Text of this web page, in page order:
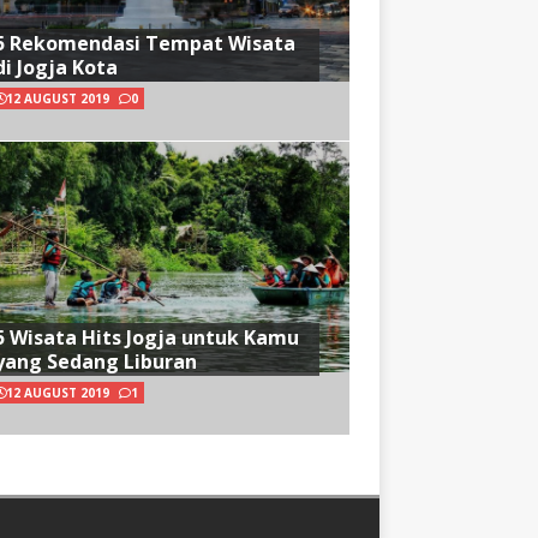
Rekomendasi Tempat Wisata
Jogja Kota
12 AUGUST 2019 0
Wisata Hits Jogja untuk Kamu
Sedang Liburan
12 AUGUST 2019 1